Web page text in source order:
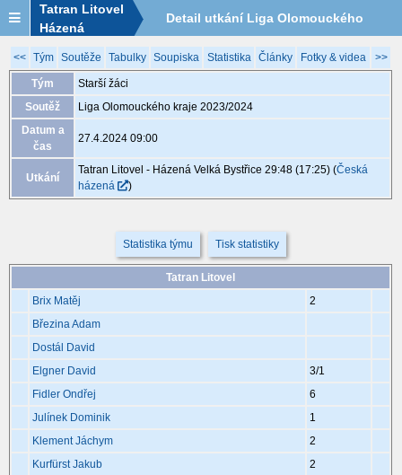
Tatran Litovel
Házená
Detail utkání Liga Olomouckého
kraje 2023/2024, MGA082, 27.4. 09:00
<< Tým Soutěže Tabulky Soupiska Statistika Články Fotky & videa >>
Tým
Starší žáci
Soutěž
Liga Olomouckého kraje 2023/2024
Datum a
čas
27.4.2024 09:00
Utkání
Tatran Litovel - Házená Velká Bystřice 29:48 (17:25)(Česká
házená
)
Statistika týmu Tisk statistiky
Tatran Litovel
Brix Matěj
2
Březina Adam
Dostál David
Elgner David
3/1
Fidler Ondřej
6
Julínek Dominik
1
Klement Jáchym
2
Kurfürst Jakub
2